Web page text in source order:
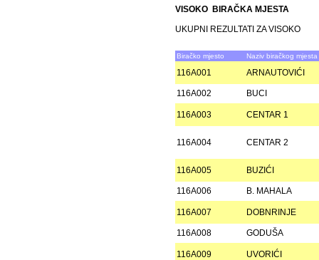
VISOKO BIRAČKA MJESTA
UKUPNI REZULTATI ZA VISOKO
Biračko mjesto Naziv biračkog mjesta
116A001 ARNAUTOVIĆI
116A002 BUCI
116A003 CENTAR 1
116A004 CENTAR 2
116A005 BUZIĆI
116A006 B. MAHALA
116A007 DOBNRINJE
116A008 GODUŠA
116A009 UVORIĆI